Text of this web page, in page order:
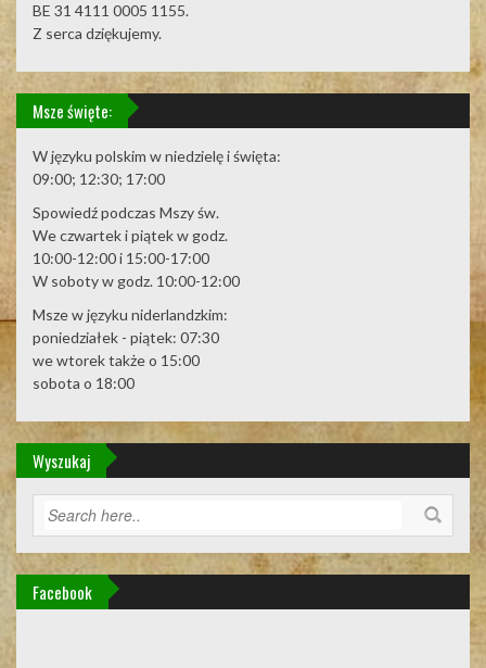
BE 31 4111 0005 1155.
Z serca dziękujemy.
Msze święte:
W języku polskim w niedzielę i święta:
09:00; 12:30; 17:00
Spowiedź podczas Mszy św.
We czwartek i piątek w godz.
10:00-12:00 i 15:00-17:00
W soboty w godz. 10:00-12:00
Msze w języku niderlandzkim:
poniedziałek - piątek: 07:30
we wtorek także o 15:00
sobota o 18:00
Wyszukaj
Facebook